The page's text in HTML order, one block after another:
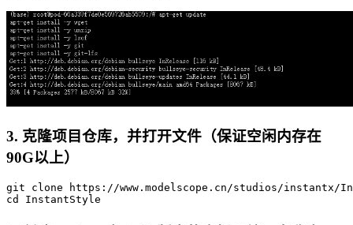
3. 克隆项目仓库，并打开文件（保证空闲内存在
90G以上）
git clone https://www.modelscope.cn/studios/instantx/